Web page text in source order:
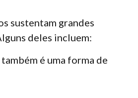
sustentam grandes
deles incluem:
é uma forma de